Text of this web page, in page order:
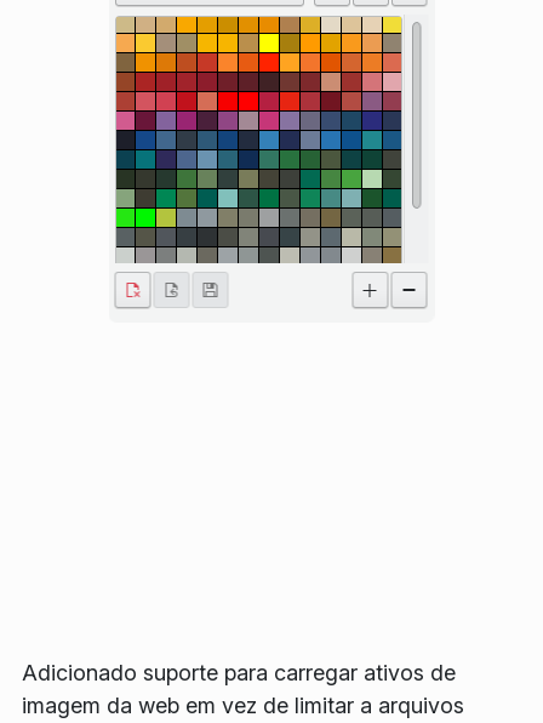
Adicionado suporte para carregar ativos de
imagem da web em vez de limitar a arquivos